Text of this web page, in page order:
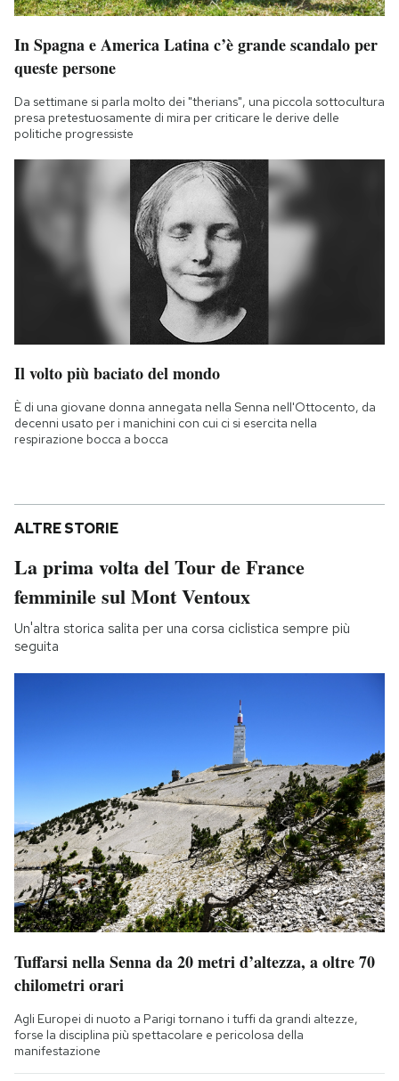
In Spagna e America Latina c’è grande scandalo per
queste persone
Da settimane si parla molto dei "therians", una piccola sottocultura
presa pretestuosamente di mira per criticare le derive delle
politiche progressiste
Il volto più baciato del mondo
È di una giovane donna annegata nella Senna nell'Ottocento, da
decenni usato per i manichini con cui ci si esercita nella
respirazione bocca a bocca
ALTRE STORIE
La prima volta del Tour de France
femminile sul Mont Ventoux
Un'altra storica salita per una corsa ciclistica sempre più
seguita
Tuffarsi nella Senna da 20 metri d’altezza, a oltre 70
chilometri orari
Agli Europei di nuoto a Parigi tornano i tuffi da grandi altezze,
forse la disciplina più spettacolare e pericolosa della
manifestazione